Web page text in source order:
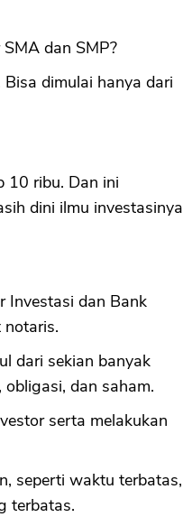
dan SMP?
dimulai hanya dari
10 ribu. Dan ini
dini ilmu investasinya
Investasi dan Bank
dari sekian banyak
dan saham.
serta melakukan
seperti waktu terbatas,
terbatas.